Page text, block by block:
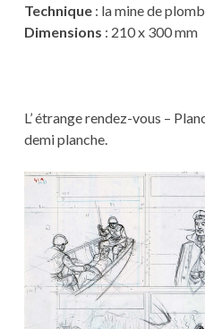
Technique: la mine de
Dimensions : 210 x 300 mm
L’ étrange rendez-vous –
demi planche.